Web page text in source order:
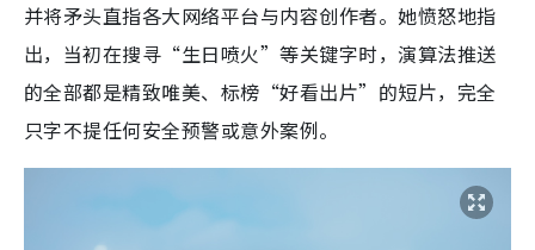
并将矛头直指各大网络平台与内容创作者。她愤怒地指
出，当初在搜寻“生日喷火”等关键字时，演算法推送
的全部都是精致唯美、标榜“好看出片”的短片，完全
只字不提任何安全预警或意外案例。